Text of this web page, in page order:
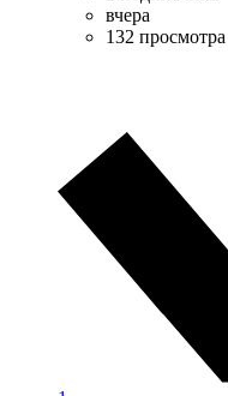
вчера
132 просмотра